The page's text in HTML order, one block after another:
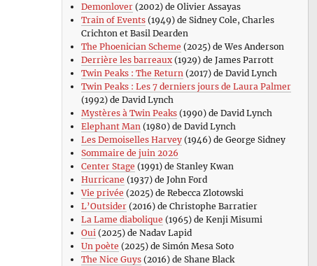
Demonlover(2002) de Olivier Assayas
Train of Events(1949) de Sidney Cole, Charles
Crichton et Basil Dearden
The Phoenician Scheme (2025) de Wes Anderson
Derrière les barreaux(1929) de James Parrott
Twin Peaks : The Return(2017) de David Lynch
Twin Peaks : Les 7 derniers jours de Laura Palmer
(1992) de David Lynch
Mystères à Twin Peaks(1990) de David Lynch
Elephant Man(1980) de David Lynch
Les Demoiselles Harvey(1946) de George Sidney
Sommaire de juin 2026
Center Stage (1991) de Stanley Kwan
Hurricane (1937) de John Ford
Vie privée (2025) de Rebecca Zlotowski
L’Outsider(2016) de Christophe Barratier
La Lame diabolique (1965) de Kenji Misumi
Oui(2025) de Nadav Lapid
Un poète (2025) de Simón Mesa Soto
The Nice Guys(2016) de Shane Black